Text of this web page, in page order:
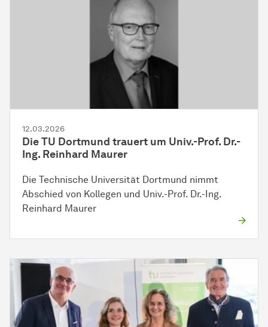
12.03.2026
Die TU Dortmund trauert um Univ.-Prof. Dr.-
Ing. Reinhard Maurer
Die Technische Universität Dortmund nimmt
Abschied von Kollegen und Univ.-Prof. Dr.-Ing.
Reinhard Maurer